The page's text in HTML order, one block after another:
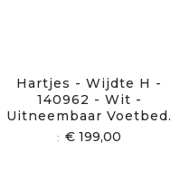
Hartjes - Wijdte H -
140962 - Wit -
Uitneembaar Voetbed.
€ 199,00